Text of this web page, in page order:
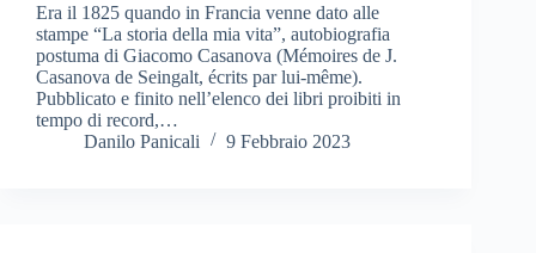
Era il 1825 quando in Francia venne dato alle
stampe “La storia della mia vita”, autobiografia
postuma di Giacomo Casanova (Mémoires de J.
Casanova de Seingalt, écrits par lui-même).
Pubblicato e finito nell’elenco dei libri proibiti in
tempo di record,…
Danilo Panicali
9 Febbraio 2023